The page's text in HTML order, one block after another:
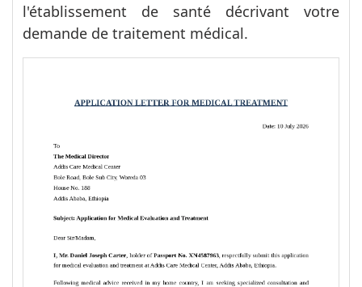
l'établissement de santé décrivant votre
demande de traitement médical.